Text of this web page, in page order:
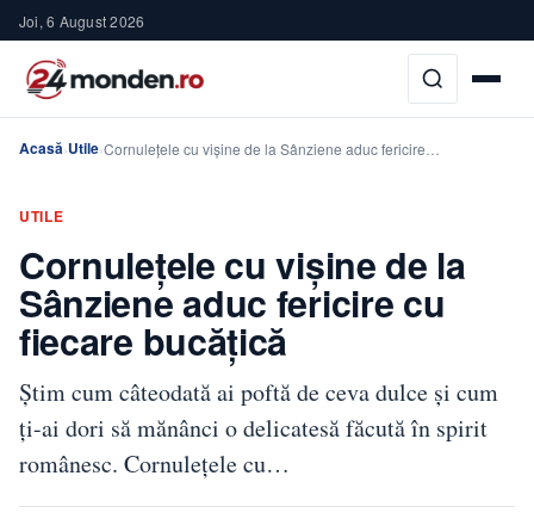
Joi, 6 August 2026
Acasă›Utile›Cornuleţele cu vişine de la Sânziene aduc fericire…
UTILE
Cornuleţele cu vişine de la
Sânziene aduc fericire cu
fiecare bucăţică
Știm cum câteodată ai poftă de ceva dulce și cum
ți-ai dori să mănânci o delicatesă făcută în spirit
românesc. Cornulețele cu…